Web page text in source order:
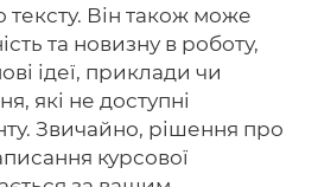
тексту. Він також може
та новизну в роботу,
ідеї, приклади чи
які не доступні
Звичайно, рішення про
курсової